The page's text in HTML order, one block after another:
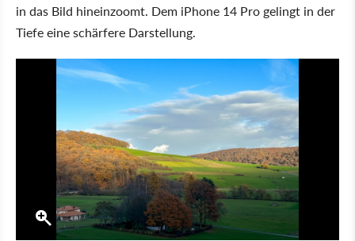
in das Bild hineinzoomt. Dem iPhone 14 Pro gelingt in der
Tiefe eine schärfere Darstellung.